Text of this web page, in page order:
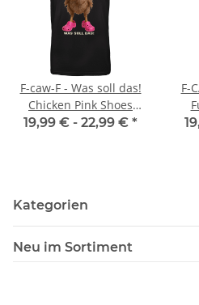
F-caw-F - Was soll das!
Chicken Pink Shoes
Funny Shirt Unisex
19,99 € - 22,99 € *
F-
Kategorien
Neu im Sortiment